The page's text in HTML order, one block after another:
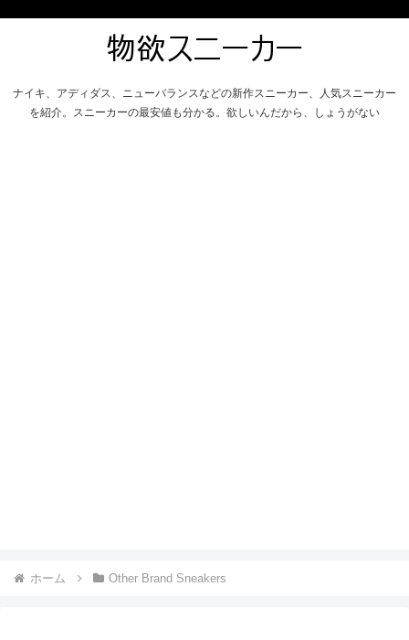
ナイキ、アディダス、ニューバランスなどの新作スニーカー、人気スニーカー
を紹介。スニーカーの最安値も分かる。欲しいんだから、しょうがない
ホーム Other Brand Sneakers